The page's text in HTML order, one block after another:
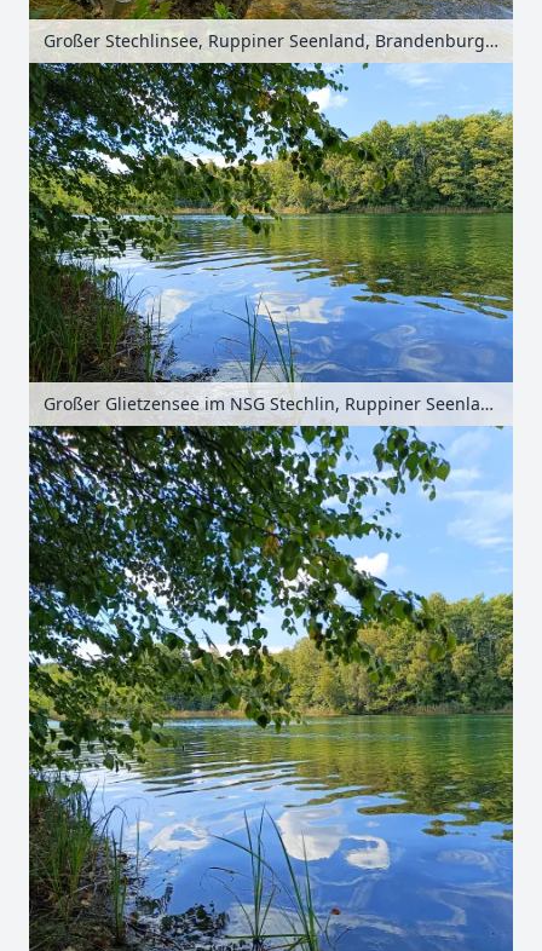
Großer Stechlinsee, Ruppiner Seenland, Brandenburg, Deutschland
Großer Glietzensee im NSG Stechlin, Ruppiner Seenland, Brandenburg, Deutschland